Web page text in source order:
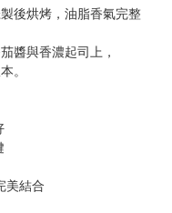
後烘烤，油脂香氣完整
醬與香濃起司上，
。
美結合